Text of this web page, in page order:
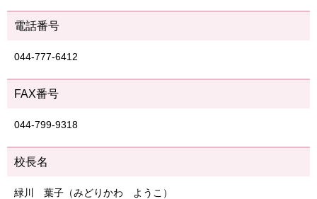
電話番号
044-777-6412
FAX番号
044-799-9318
校長名
緑川 葉子（みどりかわ ようこ）